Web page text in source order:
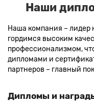
Наши
Наша компания – лидер
гордимся высоким
профессионализмом,
дипломами и
партнеров – главный
Дипломы и